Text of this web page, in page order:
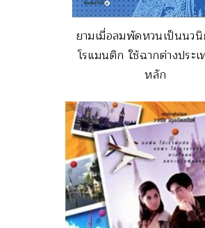
ยามเมื่อลมพัดหวนเป็นนว
โรแมนติก ใช้ฉากต่างประเ
หลัก